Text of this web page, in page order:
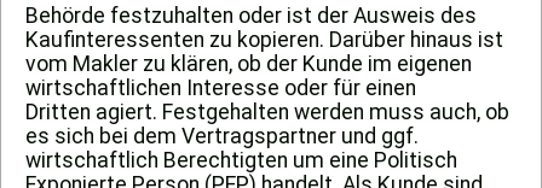
Behörde festzuhalten oder ist der Ausweis des
Kaufinteressenten zu kopieren. Darüber hinaus ist
vom Makler zu klären, ob der Kunde im eigenen
wirtschaftlichen Interesse oder für einen
Dritten agiert. Festgehalten werden muss auch, ob
es sich bei dem Vertragspartner und ggf.
wirtschaftlich Berechtigten um eine Politisch